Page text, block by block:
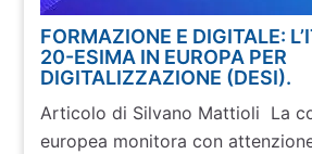
FORMAZIONE E DIGITALE:
20-ESIMA IN EUROPA PER
DIGITALIZZAZIONE (DESI).
Articolo di Silvano Mattioli La
europea monitora con